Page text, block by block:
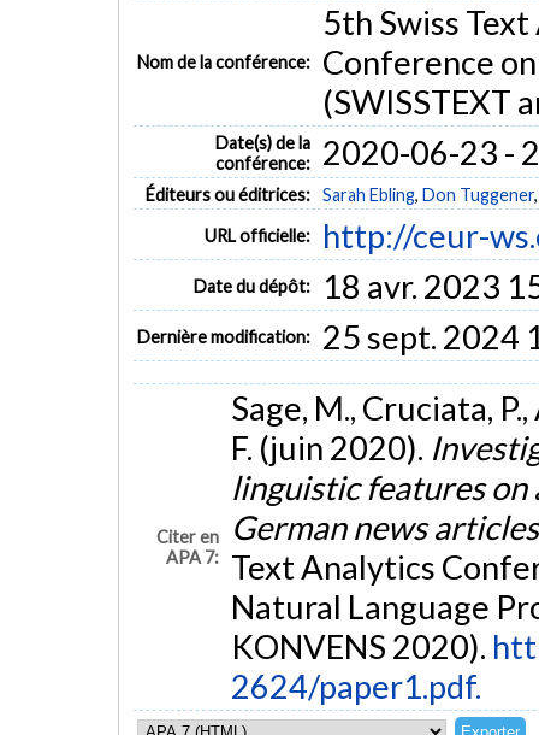
Nom de la conférence:
5th Swiss
Conference
(SWISSTEXT
Date(s) de la
conférence:
2020-06-23 -
Éditeurs ou éditrices: Sarah Ebling, Don Tuggener
URL officielle:
http://ceur-
Date du dépôt: 18 avr. 2023
Dernière modification: 25 sept. 2024
Citer en
APA 7:
Sage, M., Cruciata, P.,
F. (juin 2020).
linguistic features
German news
Text Analytics
Natural Language
KONVENS 2020).
2624/paper1.pdf.